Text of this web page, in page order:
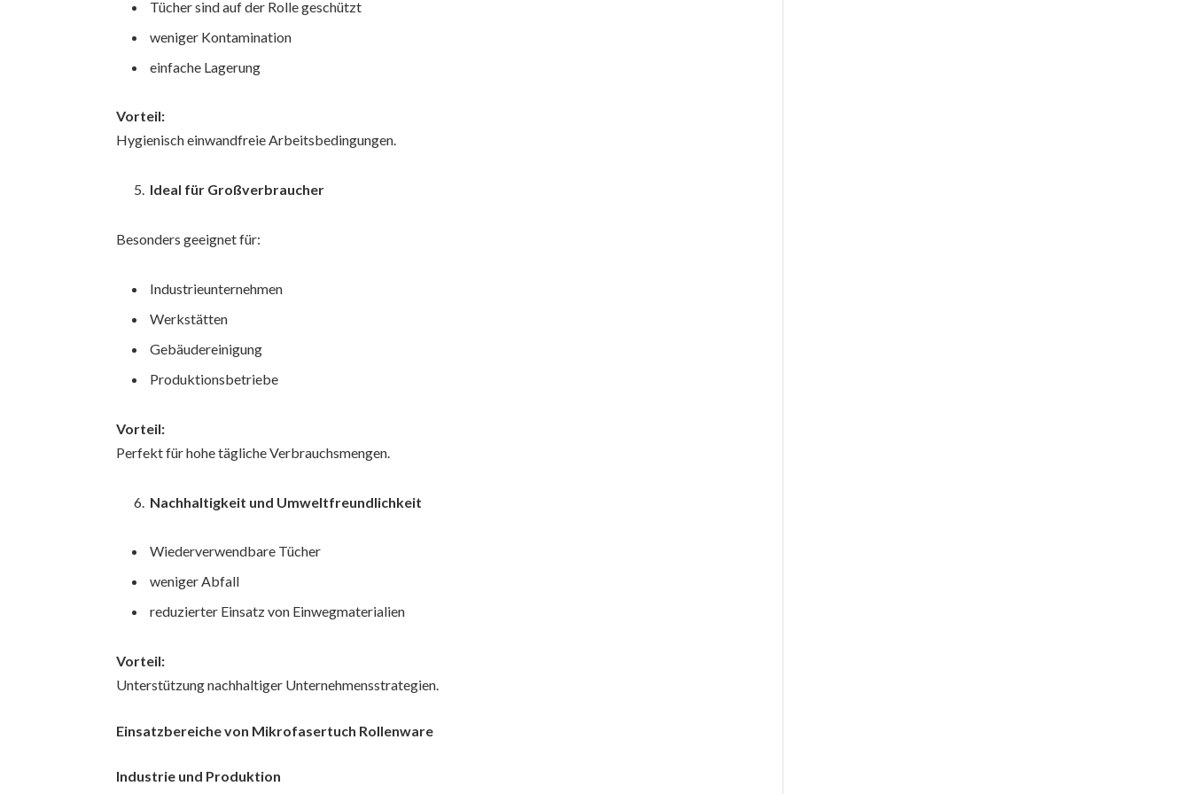
Tücher sind auf der Rolle geschützt
weniger Kontamination
einfache Lagerung
Vorteil:
Hygienisch einwandfreie Arbeitsbedingungen.
Ideal für Großverbraucher
Besonders geeignet für:
Industrieunternehmen
Werkstätten
Gebäudereinigung
Produktionsbetriebe
Vorteil:
Perfekt für hohe tägliche Verbrauchsmengen.
Nachhaltigkeit und Umweltfreundlichkeit
Wiederverwendbare Tücher
weniger Abfall
reduzierter Einsatz von Einwegmaterialien
Vorteil:
Unterstützung nachhaltiger Unternehmensstrategien.
Einsatzbereiche von Mikrofasertuch Rollenware
Industrie und Produktion